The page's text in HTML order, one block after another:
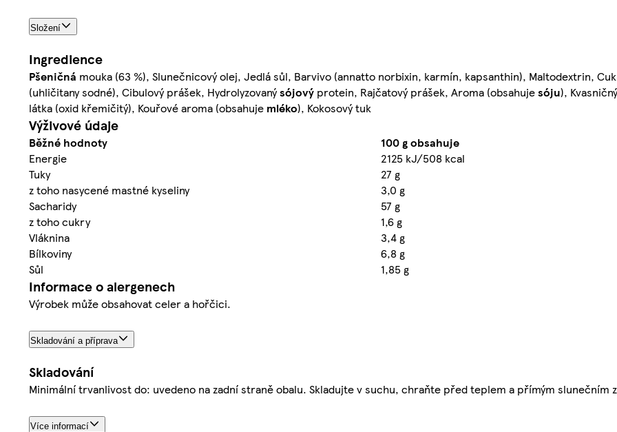
Složení
Ingredience
Pšeničná mouka (63 %), Slunečnicový olej, Jedlá sůl, Barvivo (annatto norbixin, karmín, kapsanthin), Maltodextrin,
(uhličitany sodné), Cibulový prášek, Hydrolyzovanýsójový protein, Rajčatový prášek, Aroma (obsahujesóju),
látka (oxid křemičitý), Kouřové aroma (obsahuje mléko), Kokosový tuk
Výživové údaje
Běžné hodnoty
100 g obsahuje
Energie
2125 kJ/508 kcal
Tuky
27 g
z toho nasycené mastné kyseliny
3,0 g
Sacharidy
57 g
z toho cukry
1,6 g
Vláknina
3,4 g
Bílkoviny
6,8 g
Sůl
1,85 g
Informace o alergenech
Výrobek může obsahovat celer a hořčici.
Skladování a příprava
Skladování
Minimální trvanlivost do: uvedeno na zadní straně obalu. Skladujte v suchu, chraňte před teplem a přímým slunečním
Více informací